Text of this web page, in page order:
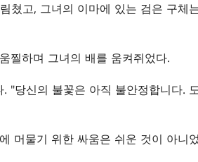
쳤고, 그녀의 이마에 있는 검은 구체
찔하며 그녀의 배를 움켜쥐었다.
"당신의 불꽃은 아직 불안정합니다.
머물기 위한 싸움은 쉬운 것이 아니